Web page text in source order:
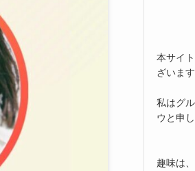
本サイ
ざいます
私はグ
ウと申し
趣味は